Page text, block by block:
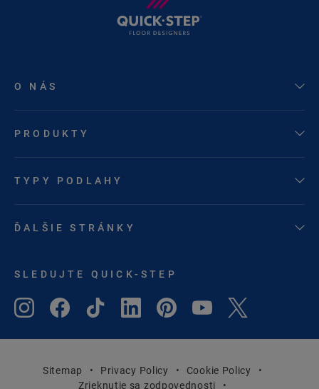
O NÁS
PRODUKTY
TYPY PODLAHY
ĎALŠIE STRÁNKY
SLEDUJTE QUICK-STEP
Sitemap Privacy Policy
Cookie Policy
Zrieknutie sa zodpovednosti